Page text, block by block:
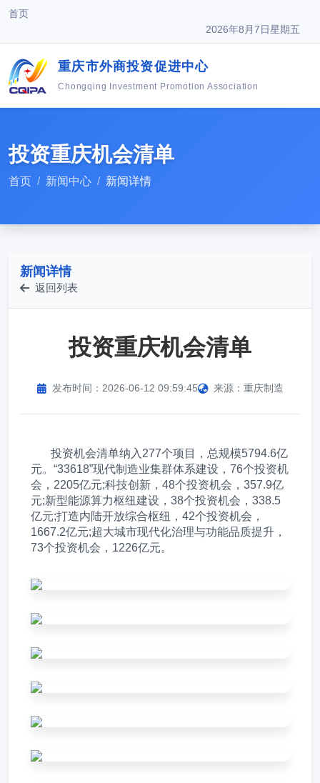
首页
2026年8月7日星期五
重庆市外商投资促进中心
Chongqing Investment Promotion Association
投资重庆机会清单
首页 新闻中心 新闻详情
新闻详情
返回列表
投资重庆机会清单
发布时间：2026-06-12 09:59:45 来源：重庆制造
元。“33618”现代制造业集群体系建设，76个投资机
会，2205亿元;科技创新，48个投资机会，357.9亿
元;新型能源算力枢纽建设，38个投资机会，338.5
亿元;打造内陆开放综合枢纽，42个投资机会，
1667.2亿元;超大城市现代化治理与功能品质提升，
73个投资机会，1226亿元。